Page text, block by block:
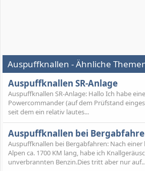
Auspuffknallen - Ähnliche
Auspuffknallen SR-Anlage
Auspuffknallen SR-Anlage: Hallo Ich habe
Powercommander (auf dem Prüfstand
seit dem ein relativ lautes...
Auspuffknallen bei
Auspuffknallen bei Bergabfahren: Nach einer
Alpen ca. 1700 KM lang, habe ich
unverbrannten Benzin.Dies tritt aber nur